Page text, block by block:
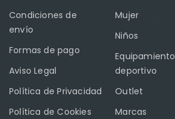
Condiciones de
envío
Formas de pago
Aviso Legal
Política de Privacidad
Política de Cookies
Mujer
Niños
Equipamiento
deportivo
Outlet
Marcas